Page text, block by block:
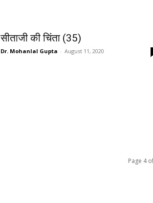
सीताजी की चिंता (35)
Dr. Mohanlal Gupta - August 11, 2020
Page 4